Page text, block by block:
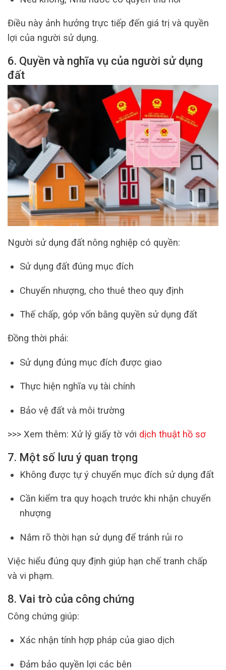
Điều này ảnh hưởng trực tiếp đến giá trị và quyền
lợi của người sử dụng.
6. Quyền và nghĩa vụ của người sử dụng
đất
Người sử dụng đất nông nghiệp có quyền:
Sử dụng đất đúng mục đích
Chuyển nhượng, cho thuê theo quy định
Thế chấp, góp vốn bằng quyền sử dụng đất
Đồng thời phải:
Sử dụng đúng mục đích được giao
Thực hiện nghĩa vụ tài chính
Bảo vệ đất và môi trường
>>> Xem thêm: Xử lý giấy tờ với dịch thuật hồ sơ
7. Một số lưu ý quan trọng
Không được tự ý chuyển mục đích sử dụng đất
Cần kiểm tra quy hoạch trước khi nhận chuyển
nhượng
Nắm rõ thời hạn sử dụng để tránh rủi ro
Việc hiểu đúng quy định giúp hạn chế tranh chấp
và vi phạm.
8. Vai trò của công chứng
Công chứng giúp:
Xác nhận tính hợp pháp của giao dịch
Đảm bảo quyền lợi các bên